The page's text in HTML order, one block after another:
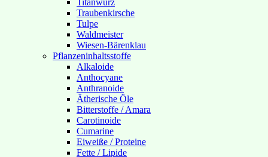
Titanwurz
Traubenkirsche
Tulpe
Waldmeister
Wiesen-Bärenklau
Pflanzeninhaltsstoffe
Alkaloide
Anthocyane
Anthranoide
Ätherische Öle
Bitterstoffe / Amara
Carotinoide
Cumarine
Eiweiße / Proteine
Fette / Lipide